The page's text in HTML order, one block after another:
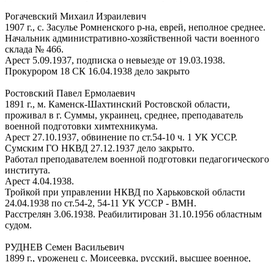
Рогачевский Михаил Израилевич
1907 г., с. Засулье Ромненского р-на, еврей, неполное среднее.
Начальник административно-хозяйственной части военного
склада № 466.
Арест 5.09.1937, подписка о невыезде от 19.03.1938.
Прокурором 18 СК 16.04.1938 дело закрыто
Ростовский Павел Ермолаевич
1891 г., м. Каменск-Шахтинский Ростовской области,
проживал в г. Суммы, украинец, среднее, преподаватель
военной подготовки химтехникума.
Арест 27.10.1937, обвинение по ст.54-10 ч. 1 УК УССР.
Сумским ГО НКВД 27.12.1937 дело закрыто.
Работал преподавателем военной подготовки педагогического
института.
Арест 4.04.1938.
Тройкой при управлении НКВД по Харьковской области
24.04.1938 по ст.54-2, 54-11 УК УССР - ВМН.
Расстрелян 3.06.1938. Реабилитирован 31.10.1956 областным
судом.
РУДНЕВ Семен Васильевич
1899 г., уроженец с. Моисеевка, русский, высшее военное,